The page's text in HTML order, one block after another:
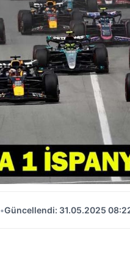
•Güncellendi: 31.05.2025